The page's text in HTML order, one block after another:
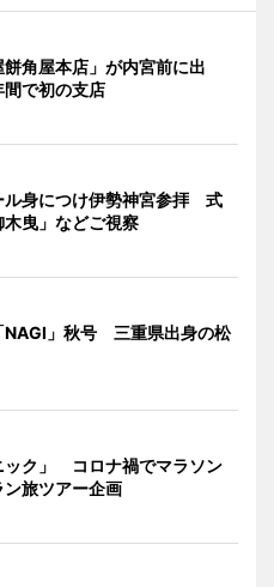
角屋本店」が内宮前に出
で初の支店
ル身につけ伊勢神宮参拝 式
曳」などご視察
NAGI」秋号 三重県出身の松
ック」 コロナ禍でマラソン
旅ツアー企画